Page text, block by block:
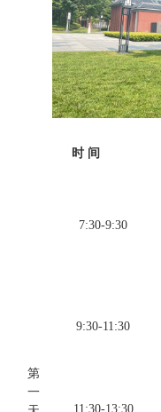
时 间
第
一
7:30-9:30
9:30-11:30
1 1 :30-1 3:30